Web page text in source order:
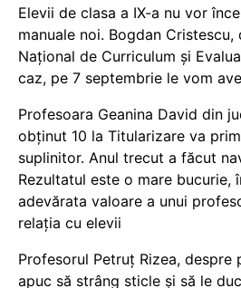
Elevii de clasa a IX-a nu vor
manuale noi. Bogdan
Național de Curriculum și
caz, pe 7 septembrie le vom
Profesoara Geanina David din
obținut 10 la Titularizare va
suplinitor. Anul trecut a făcut
Rezultatul este o mare bucurie,
adevărata valoare a unui
relația cu elevii
Profesorul Petruț Rizea, despre
apuc să strâng sticle și să le